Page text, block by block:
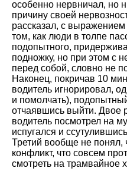
особенно нервничал, но
причину своей
рассказал, с
том, как люди в толпе
подопытного,
подножку, но при этом с
перед собой, словно не
Наконец, покричав 10
водитель игнорировал,
и помолчать),
отчаявшись выйти. Двое
водитель посмотрел на
испугался и
Третий вообще не понял,
конфликт, что совсем
смотреть на трамвайное